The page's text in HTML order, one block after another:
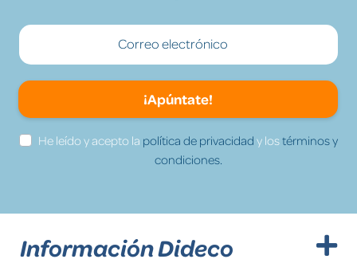
¡Apúntate!
He leído y acepto la política de privacidad y lostérminos y
condiciones.
Información Dideco